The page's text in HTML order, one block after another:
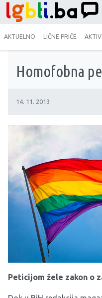
AKTUELNO LIČNE PRIČE
Homofobna
14. 11. 2013
Peticijom žele zakon o